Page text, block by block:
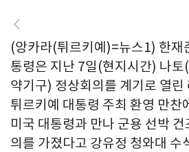
(앙카라(튀르키예)=뉴스1) 한재
통령은 지난 7일(현지시간) 나
약기구) 정상회의를 계기로 열
튀르키예 대통령 주최 환영 만찬
미국 대통령과 만나 군용 선박
의를 가졌다고 강유정 청와대 수